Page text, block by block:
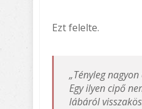
Ezt felelte.
„Tényleg
Egy ilyen cipő
lábáról